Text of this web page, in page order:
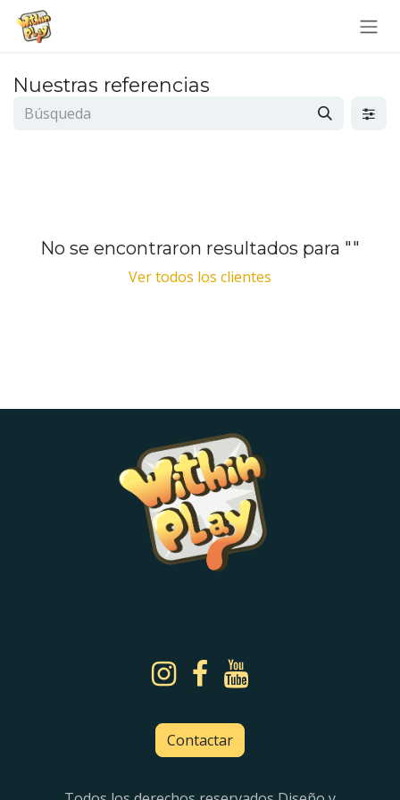
Ir al contenido
Nuestras referencias
No se encontraron resultados para ""
Ver todos los clientes
Contactar